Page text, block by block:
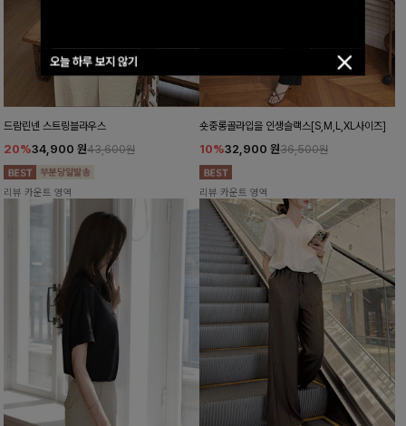
오늘 하루 보지 않기
드람린넨 스트링블라우스
20%34,900 원43,600원
리뷰 카운트 영역
숏중롱골라입을 인생슬랙스[S,M,L,XL사이즈]
10%32,900 원36,500원
리뷰 카운트 영역